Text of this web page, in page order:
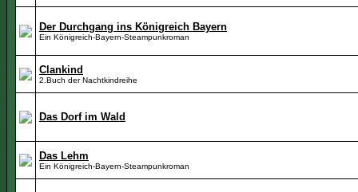
Der Durchgang ins Königreich Bayern
Ein Königreich-Bayern-Steampunkroman
Clankind
2.Buch der Nachtkindreihe
Das Dorf im Wald
Das Lehm
Ein Königreich-Bayern-Steampunkroman